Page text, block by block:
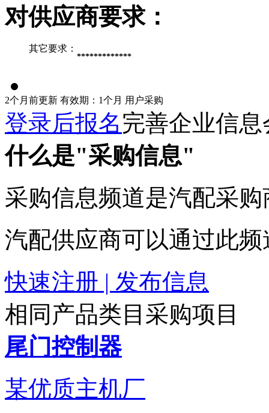
对供应商要求：
其它要求：
*************
2个月前更新 有效期：1个月 用户采购
登录后报名完善企业信
什么是"采购信息"
采购信息频道是汽配采
汽配供应商可以通过此
快速注册 | 发布信息
相同产品类目采购项目
尾门控制器
某优质主机厂